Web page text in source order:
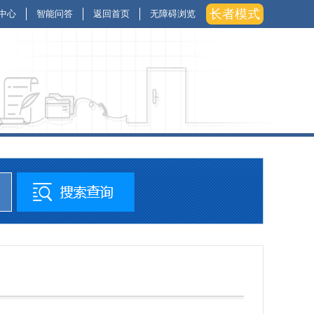
心 智能问答 返回首页 无障碍浏览 长者模式